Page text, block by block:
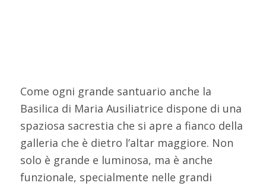
Come ogni grande santuario anche la
Basilica di Maria Ausiliatrice dispone di una
spaziosa sacrestia che si apre a fianco della
galleria che è dietro l’altar maggiore. Non
solo è grande e luminosa, ma è anche
funzionale, specialmente nelle grandi